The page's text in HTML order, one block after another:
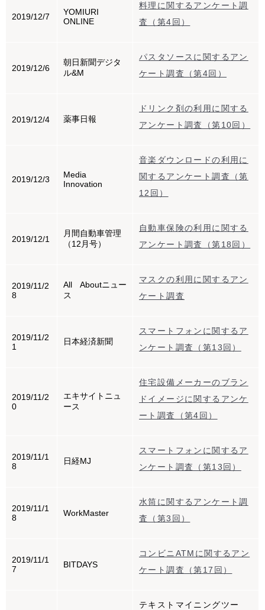
2019/12/7
YOMIURI
ONLINE
料理に関するアンケート調
査（第4回）
2019/12/6
朝日新聞デジタ
ル&M
パスタソースに関するアン
ケート調査（第4回）
2019/12/4 薬事日報
ドリンク剤の利用に関する
アンケート調査（第10回）
2019/12/3
Media
Innovation
音楽ダウンロードの利用に
関するアンケート調査（第
12回）
2019/12/1
月間自動車管理
（12月号）
自動車保険の利用に関する
アンケート調査（第18回）
2019/11/2
8
All Aboutニュー
ス
マスクの利用に関するアン
ケート調査
2019/11/2
1
日本経済新聞
スマートフォンに関するア
ンケート調査（第13回）
2019/11/2
0
エキサイトニュ
ース
住宅設備メーカーのブラン
ドイメージに関するアンケ
ート調査（第4回）
2019/11/1
8
日経MJ
スマートフォンに関するア
ンケート調査（第13回）
2019/11/1
8
WorkMaster
水筒に関するアンケート調
査（第3回）
2019/11/1
7
BITDAYS
コンビニATMに関するアン
ケート調査（第17回）
テキストマイニングツー